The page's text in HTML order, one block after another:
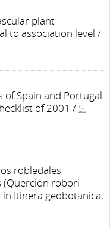
plant
to association level /
Spain and Portugal.
of 2001 / S.
robledales
(Quercion robori-
in Itinera geobotanica,